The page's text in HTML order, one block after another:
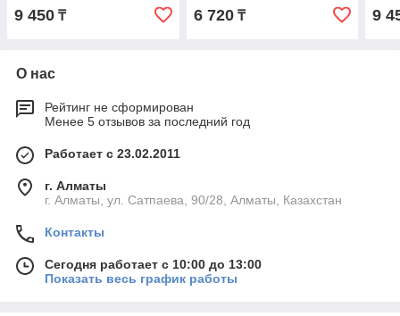
9 450 ₸ 6 720₸ 9
О нас
Рейтинг не сформирован
Менее 5 отзывов за последний год
Работает с 23.02.2011
г. Алматы
г. Алматы, ул. Сатпаева, 90/28, Алматы, Казахстан
Контакты
Сегодня работает с 10:00 до 13:00
Показать весь график работы